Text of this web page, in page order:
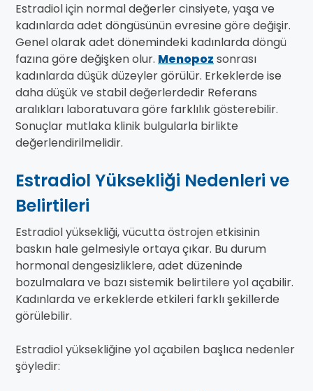
Estradiol için normal değerler cinsiyete, yaşa ve
kadınlarda adet döngüsünün evresine göre değişir.
Genel olarak adet dönemindeki kadınlarda döngü
fazına göre değişken olur. Menopoz sonrası
kadınlarda düşük düzeyler görülür. Erkeklerde ise
daha düşük ve stabil değerlerdedir Referans
aralıkları laboratuvara göre farklılık gösterebilir.
Sonuçlar mutlaka klinik bulgularla birlikte
değerlendirilmelidir.
Estradiol Yüksekliği Nedenleri ve
Belirtileri
Estradiol yüksekliği, vücutta östrojen etkisinin
baskın hale gelmesiyle ortaya çıkar. Bu durum
hormonal dengesizliklere, adet düzeninde
bozulmalara ve bazı sistemik belirtilere yol açabilir.
Kadınlarda ve erkeklerde etkileri farklı şekillerde
görülebilir.
Estradiol yüksekliğine yol açabilen başlıca nedenler
şöyledir: